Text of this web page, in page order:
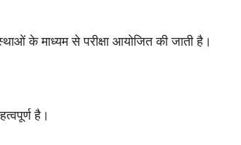
के माध्यम से परीक्षा आयोजित की जाती है।
है।